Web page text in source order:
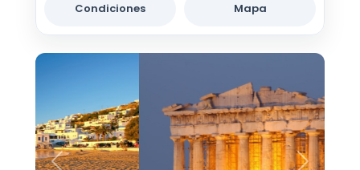
Condiciones Mapa